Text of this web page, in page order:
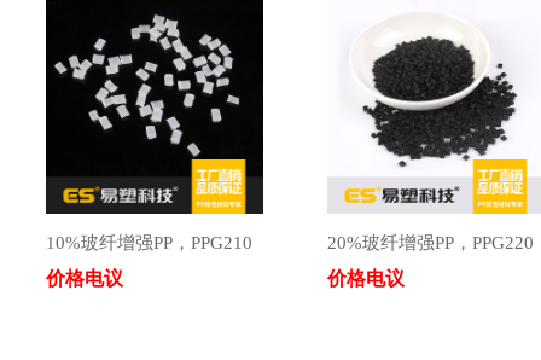
10%玻纤增强PP，PPG210
价格电议
20%玻纤增强PP，PPG220
价格电议